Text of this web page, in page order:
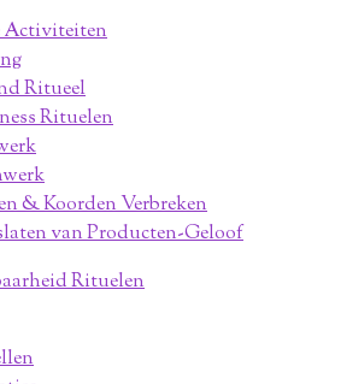
Ritueel
Rituelen
& Koorden Verbreken
van Producten-Geloof
Rituelen